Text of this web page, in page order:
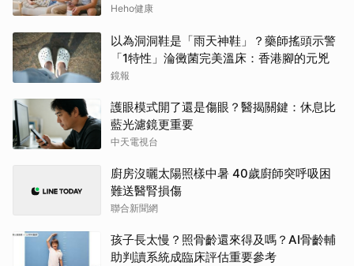
Heho健康
以為洞洞鞋是「雨天神鞋」？藥師搖頭示警
「1特性」淪黴菌完美溫床：香港腳的元兇
鏡報
護眼模式開了還是傷眼？醫揭關鍵：休息比
藍光濾鏡更重要
中天電視台
廚房沒曬太陽照樣中暑 40歲廚師突呼吸困
難送醫腎損傷
聯合新聞網
孩子長太慢？照骨齡還來得及嗎？AI骨齡輔
助判讀系統成臨床評估重要參考